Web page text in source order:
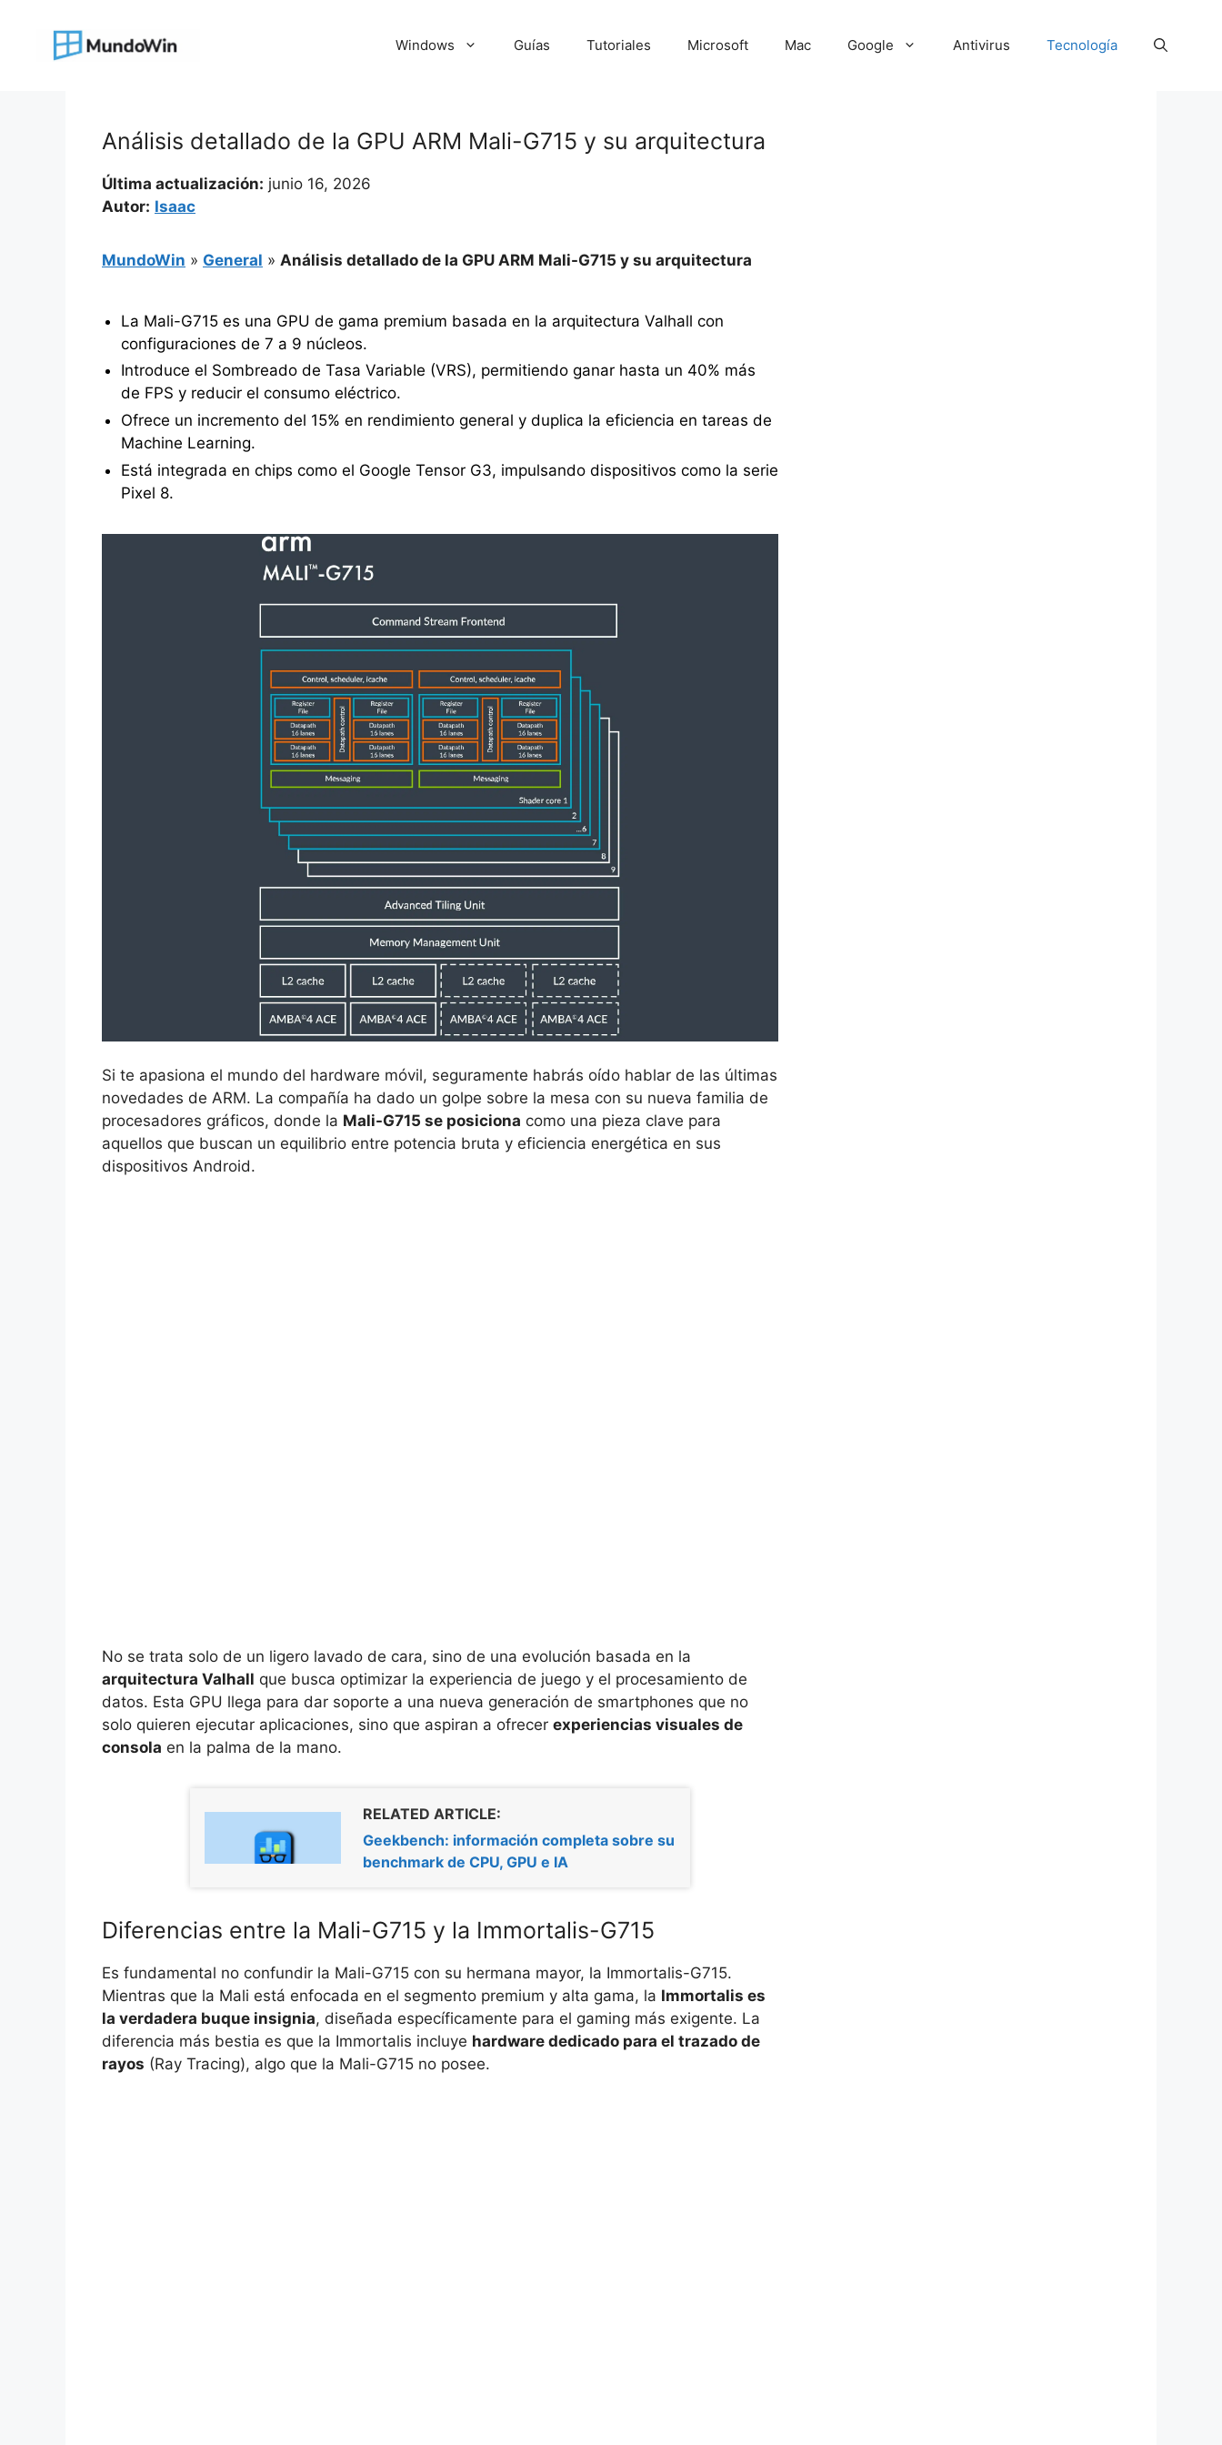
contenido
Windows Guías Tutoriales Microsoft Mac Google Antivirus Tecnología
Análisis detallado de la GPU ARM Mali-G715 y su arquitectura
Última actualización: junio 16, 2026
Autor: Isaac
MundoWin » General » Análisis detallado de la GPU ARM Mali-G715 y su arquitectura
La Mali-G715 es una GPU de gama premium basada en la arquitectura Valhall con
configuraciones de 7 a 9 núcleos.
Introduce el Sombreado de Tasa Variable (VRS), permitiendo ganar hasta un 40% más
de FPS y reducir el consumo eléctrico.
Ofrece un incremento del 15% en rendimiento general y duplica la eficiencia en tareas de
Machine Learning.
Está integrada en chips como el Google Tensor G3, impulsando dispositivos como la serie
Pixel 8.
Si te apasiona el mundo del hardware móvil, seguramente habrás oído hablar de las últimas
novedades de ARM. La compañía ha dado un golpe sobre la mesa con su nueva familia de
procesadores gráficos, donde la Mali-G715 se posiciona como una pieza clave para
aquellos que buscan un equilibrio entre potencia bruta y eficiencia energética en sus
dispositivos Android.
No se trata solo de un ligero lavado de cara, sino de una evolución basada en la
arquitectura Valhall que busca optimizar la experiencia de juego y el procesamiento de
datos. Esta GPU llega para dar soporte a una nueva generación de smartphones que no
solo quieren ejecutar aplicaciones, sino que aspiran a ofrecer experiencias visuales de
consola en la palma de la mano.
RELATED ARTICLE:
Geekbench: información completa sobre su
benchmark de CPU, GPU e IA
Diferencias entre la Mali-G715 y la Immortalis-G715
Es fundamental no confundir la Mali-G715 con su hermana mayor, la Immortalis-G715.
Mientras que la Mali está enfocada en el segmento premium y alta gama, la Immortalis es
la verdadera buque insignia, diseñada específicamente para el gaming más exigente. La
diferencia más bestia es que la Immortalis incluye hardware dedicado para el trazado de
rayos (Ray Tracing), algo que la Mali-G715 no posee.